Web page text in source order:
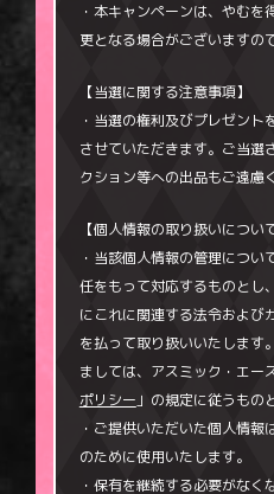
・本キャンペーンは、やむ
更となる場合がございますの
【当選に関する注意事項】
・当選の権利及びプレゼン
させていただきます。ご当選
クション等への出品もご遠慮
【個人情報の取り扱いについ
・当該個人情報の管理につ
任をもって対応するものとし
にこれに関連する法令および
を払って取り扱いいたします
ましては、アスミック・エー
ポリシー 」の規定に従うもの
・ご提供いただいた個人情
のために使用いたします。
・保有を継続する必要がな